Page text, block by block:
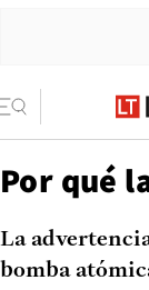
Por qué
La
bomba